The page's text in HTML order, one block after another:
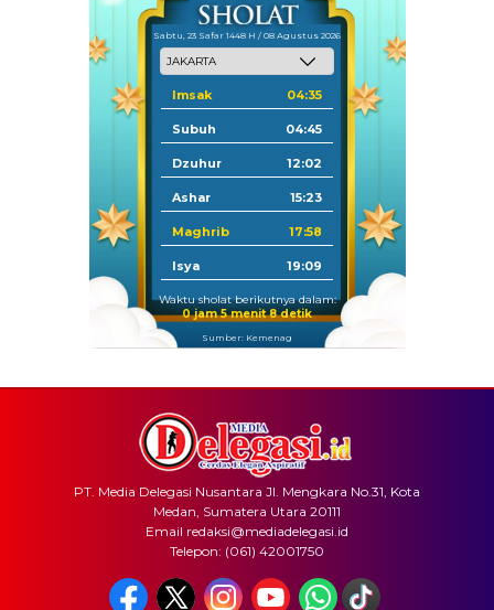
Sabtu, 23 Safar 1448 H / 08 Agustus 2026
Imsak 04:35
Subuh 04:45
Dzuhur 12:02
Ashar 15:23
Maghrib 17:58
Isya 19:09
Waktu sholat berikutnya dalam:
0 jam 5 menit 7 detik
Sumber: Kemenag
PT. Media Delegasi Nusantara Jl. Mengkara No.31, Kota
Medan, Sumatera Utara 20111
Email redaksi@mediadelegasi.id
Telepon: (061) 42001750